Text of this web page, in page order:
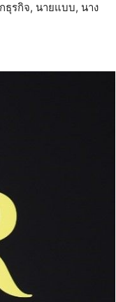
ธุรกิจ, นายแบบ, นาง